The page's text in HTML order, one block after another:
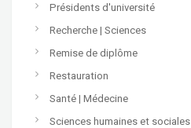
Présidents d'université
Recherche | Sciences
Remise de diplôme
Restauration
Santé | Médecine
Sciences humaines et sociales